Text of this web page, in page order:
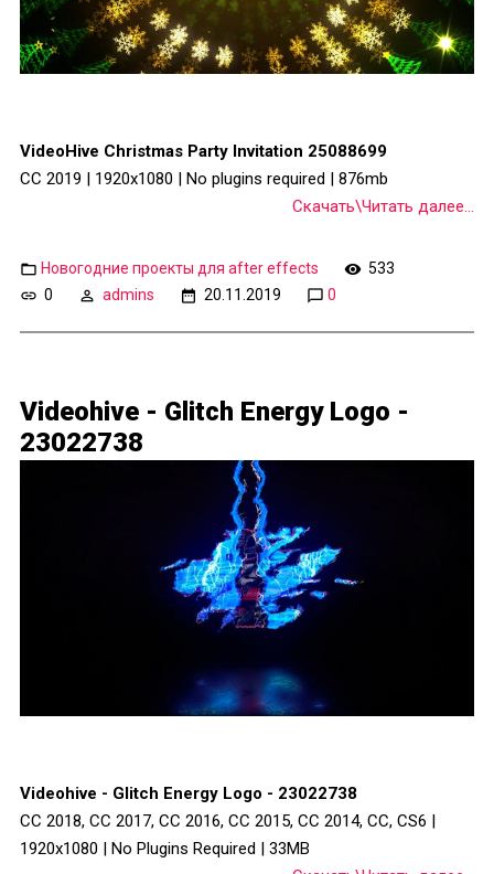
VideoHive Christmas Party Invitation 25088699
CC 2019 | 1920x1080 | No plugins required | 876mb
Скачать\Читать далее...
Новогодние проекты для after effects
533
0
admins 20.11.2019 0
Videohive - Glitch Energy Logo -
23022738
Videohive - Glitch Energy Logo - 23022738
CC 2018, CC 2017, CC 2016, CC 2015, CC 2014, CC, CS6 |
1920x1080 | No Plugins Required | 33MB